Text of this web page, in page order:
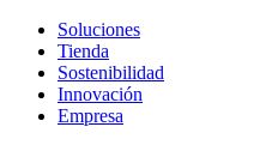
Soluciones
Tienda
Sostenibilidad
Innovación
Empresa